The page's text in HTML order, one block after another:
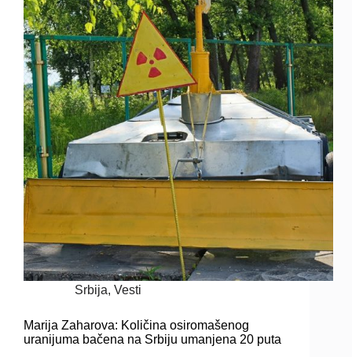
Srbija,Vesti
Marija Zaharova: Količina osiromašenog
uranijuma bačena na Srbiju umanjena 20 puta